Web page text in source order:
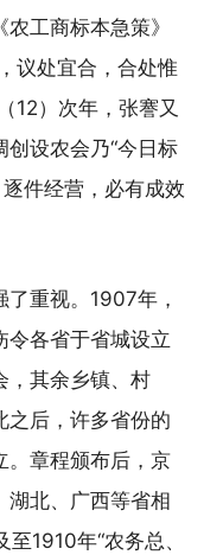
工商标本急策》
议处宜合，合处惟
12）次年，张謇又
设农会乃“今日标
件经营，必有成效
重视。1907年，
令各省于省城设立
，其余乡镇、村
之后，许多省份的
。章程颁布后，京
湖北、广西等省相
1910年“农务总、